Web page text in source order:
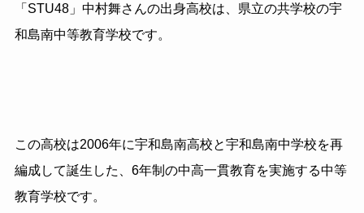
「STU48」中村舞さんの出身高校は、県立の共学校の宇
和島南中等教育学校です。
この高校は2006年に宇和島南高校と宇和島南中学校を再
編成して誕生した、6年制の中高一貫教育を実施する中等
教育学校です。